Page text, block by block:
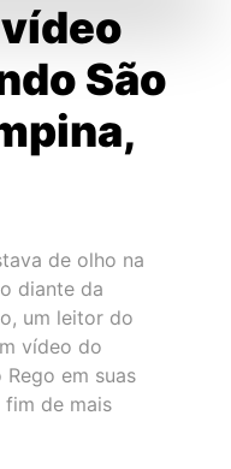
São
de olho na
diante da
um leitor do
vídeo do
em suas
de mais